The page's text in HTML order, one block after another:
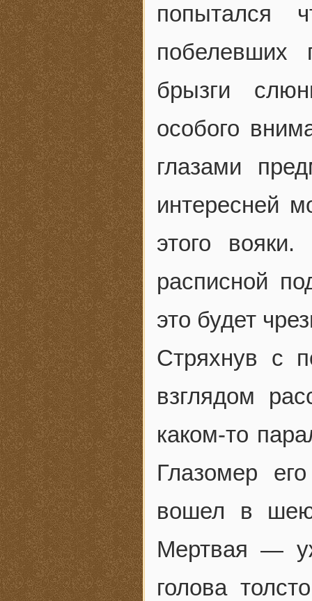
попытался
побелевших
брызги
особого
глазами
интересней
этого
расписной
это будет
Стряхнув с
взглядом
каком-то
Глазомер
вошел в шею
Мертвая —
голова